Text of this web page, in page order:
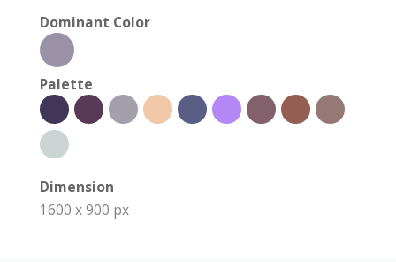
Dominant Color
Palette
Dimension
1600 x 900 px